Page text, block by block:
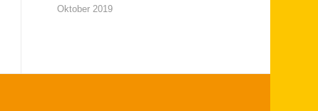
Oktober 2019